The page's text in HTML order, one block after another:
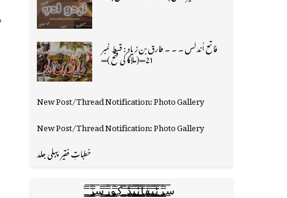
فاتح اُندلس ۔ ۔ ۔ طارق بن زیاد : قسط نمبر
21═(ملاگا کی فتح )═
New Post/Thread Notification: Photo Gallery
New Post/Thread Notification: Photo Gallery
خطباتِ فقیر پہلی جلد
س̳̿͟͞ر̳̿͟͞ٹ̳̿͟͞ی̳̿͟͞ف̳̿͟͞ا̳̿͟͞ي̳̳̿ٔ̿͟͟͞͞ی̳̿͟͞ڈ̳̿͟͞ ̳̿͟͞ک̳̿͟͞و̳̿͟͞ر̳̿͟͞س̳̿͟͞ز̳̿͟͞